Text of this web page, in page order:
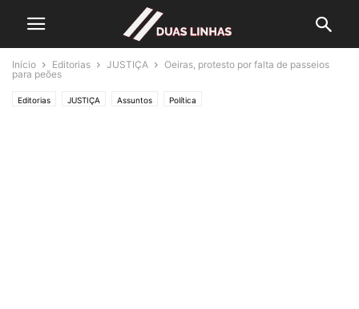
Início Editorias JUSTIÇA
Oeiras, protesto por falta de passeios
para peões
Editorias JUSTIÇA Assuntos Política